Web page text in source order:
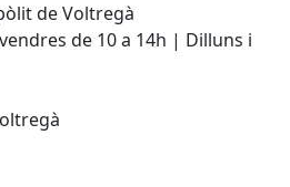
de Voltregà
de 10 a 14h | Dilluns i